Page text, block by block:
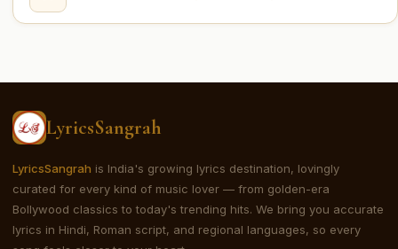
LyricsSangrah
LyricsSangrah is India's growing lyrics destination, lovingly
curated for every kind of music lover — from golden-era
Bollywood classics to today's trending hits. We bring you accurate
lyrics in Hindi, Roman script, and regional languages, so every